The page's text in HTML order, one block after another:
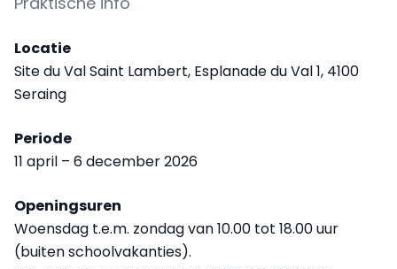
Locatie
Site du Val Saint Lambert, Esplanade du Val 1, 4100
Seraing
Periode
11 april – 6 december 2026
Openingsuren
Woensdag t.e.m. zondag van 10.00 tot 18.00 uur
(buiten schoolvakanties).